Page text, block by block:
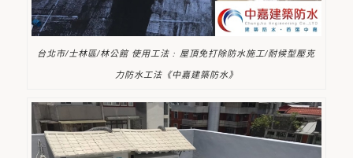
台北市/士林區/林公館 使用工法 : 屋頂免打除防水施工/耐候型壓克
力防水工法《中嘉建築防水》